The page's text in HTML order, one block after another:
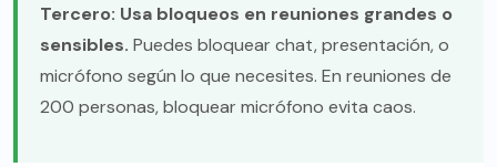
Tercero: Usa bloqueos en reuniones grandes o
sensibles. Puedes bloquear chat, presentación, o
micrófono según lo que necesites. En reuniones de
200 personas, bloquear micrófono evita caos.